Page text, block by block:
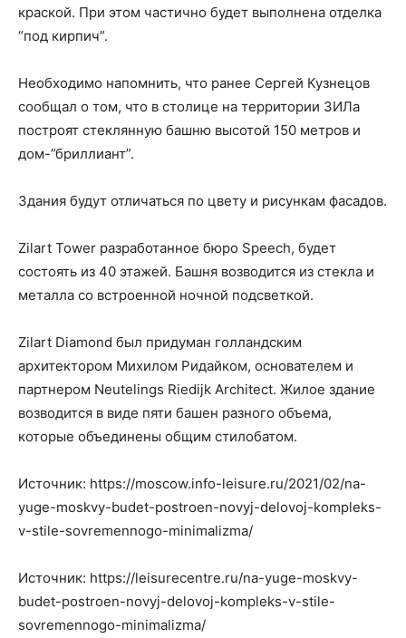
краской. При этом частично будет выполнена отделка
“под кирпич”.
Необходимо напомнить, что ранее Сергей Кузнецов
сообщал о том, что в столице на территории ЗИЛа
построят стеклянную башню высотой 150 метров и
дом-”бриллиант”.
Здания будут отличаться по цвету и рисункам фасадов.
Zilart Tower разработанное бюро Speech, будет
состоять из 40 этажей. Башня возводится из стекла и
металла со встроенной ночной подсветкой.
Zilart Diamond был придуман голландским
архитектором Михилом Ридайком, основателем и
партнером Neutelings Riedijk Architect. Жилое здание
возводится в виде пяти башен разного объема,
которые объединены общим стилобатом.
Источник: https://moscow.info-leisure.ru/2021/02/na-
yuge-moskvy-budet-postroen-novyj-delovoj-kompleks-
v-stile-sovremennogo-minimalizma/
Источник: https://leisurecentre.ru/na-yuge-moskvy-
budet-postroen-novyj-delovoj-kompleks-v-stile-
sovremennogo-minimalizma/